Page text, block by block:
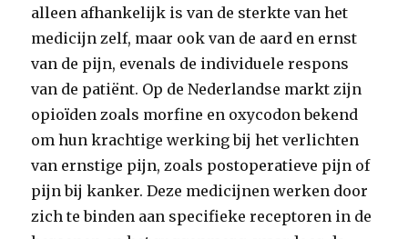
alleen afhankelijk is van de sterkte van het
medicijn zelf, maar ook van de aard en ernst
van de pijn, evenals de individuele respons
van de patiënt. Op de Nederlandse markt zijn
opioïden zoals morfine en oxycodon bekend
om hun krachtige werking bij het verlichten
van ernstige pijn, zoals postoperatieve pijn of
pijn bij kanker. Deze medicijnen werken door
zich te binden aan specifieke receptoren in de